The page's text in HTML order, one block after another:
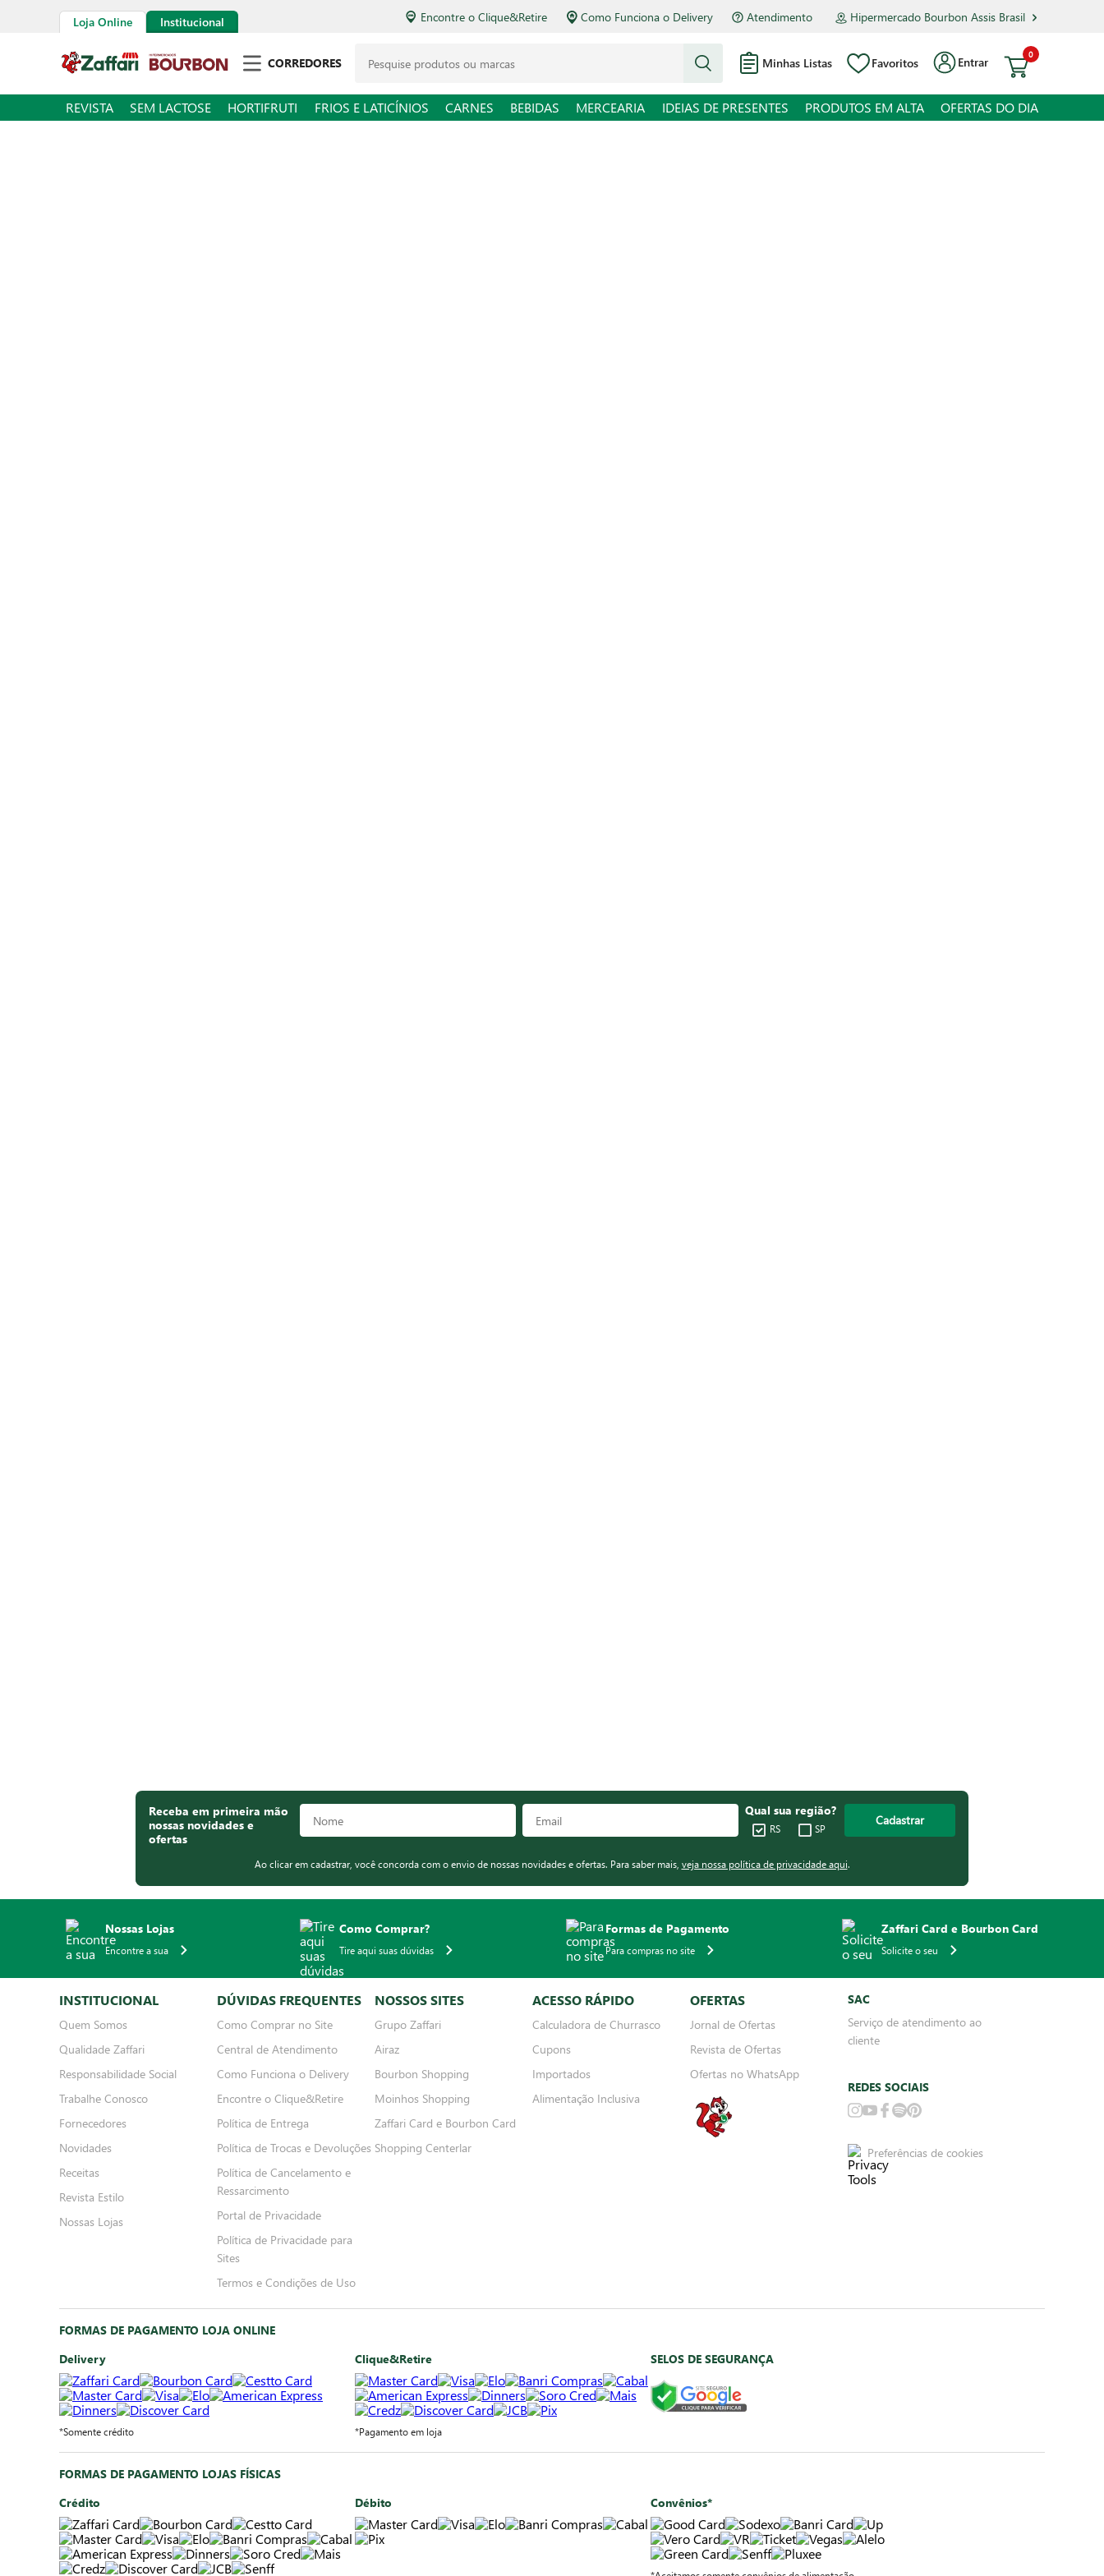
Loja Online Institucional Encontre o Clique&Retire Como Funciona o Delivery Atendimento Hipermercado Bourbon Assis Brasil
CORREDORES Minhas Listas Favoritos Entrar
0
REVISTA SEM LACTOSE HORTIFRUTI FRIOS E LATICÍNIOS CARNES BEBIDAS MERCEARIA IDEIAS DE PRESENTES PRODUTOS EM ALTA OFERTAS DO DIA
Receba em primeira mão
nossas novidades e
ofertas
Qual sua região?
RS SP
Cadastrar
Ao clicar em cadastrar, você concorda com o envio de nossas novidades e ofertas. Para saber mais, veja nossa política de privacidade aqui.
Nossas Lojas
Encontre a sua
Como Comprar?
Tire aqui suas dúvidas
Formas de Pagamento
Para compras no site
Zaffari Card e Bourbon Card
Solicite o seu
INSTITUCIONAL
Quem Somos
Qualidade Zaffari
Responsabilidade Social
Trabalhe Conosco
Fornecedores
Novidades
Receitas
Revista Estilo
Nossas Lojas
DÚVIDAS FREQUENTES
Como Comprar no Site
Central de Atendimento
Como Funciona o Delivery
Encontre o Clique&Retire
Política de Entrega
Política de Trocas e Devoluções
Política de Cancelamento e
Ressarcimento
Portal de Privacidade
Política de Privacidade para
Sites
Termos e Condições de Uso
NOSSOS SITES
Grupo Zaffari
Airaz
Bourbon Shopping
Moinhos Shopping
Zaffari Card e Bourbon Card
Shopping Centerlar
ACESSO RÁPIDO
Calculadora de Churrasco
Cupons
Importados
Alimentação Inclusiva
OFERTAS
Jornal de Ofertas
Revista de Ofertas
Ofertas no WhatsApp
SAC
Serviço de atendimento ao
cliente
REDES SOCIAIS
Preferências de cookies
FORMAS DE PAGAMENTO LOJA ONLINE
Delivery
*Somente crédito
Clique&Retire
*Pagamento em loja
SELOS DE SEGURANÇA
FORMAS DE PAGAMENTO LOJAS FÍSICAS
Crédito
Débito Convênios*